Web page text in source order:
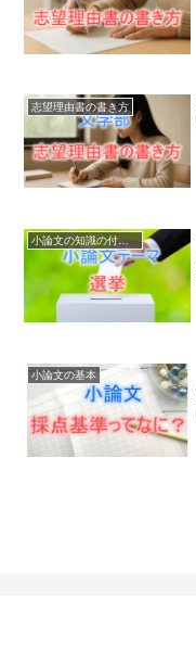
志望理由書の書き方
小論文の知識の付け方
小論文の基本